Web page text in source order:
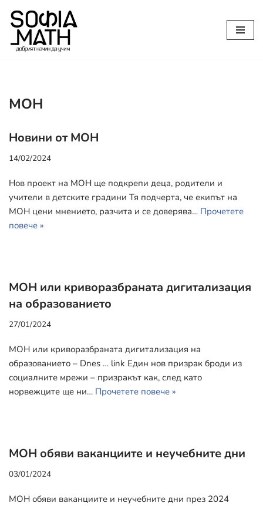
Продължете
към
МОН
Новини от МОН
14/02/2024
Нов проект на МОН ще подкрепи деца, родители и
учители в детските градини Тя подчерта, че екипът на
МОН цени мнението, разчита и се доверява… Прочетете
повече »
МОН или криворазбраната дигитализация
на образованието
27/01/2024
МОН или криворазбраната дигитализация на
образованието – Dnes … link Eдин нов призрак броди из
социалните мрежи – призракът как, след като
норвежците ще ни… Прочетете повече »
МОН обяви ваканциите и неучебните дни
03/01/2024
МОН обяви ваканциите и неучебните дни през 2024